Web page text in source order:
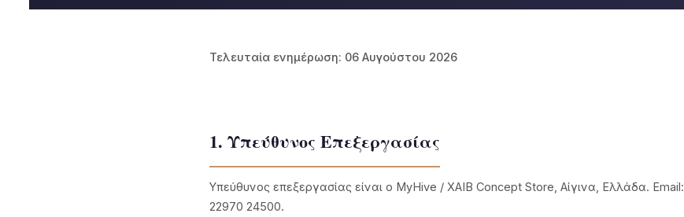
Τελευταία ενημέρωση: 06 Αυγούστου 2026
1. Υπεύθυνος Επεξεργασίας
Υπεύθυνος επεξεργασίας είναι ο MyHive / XAIB Concept Store, Αίγινα, Ελλάδα. Email:
22970 24500.